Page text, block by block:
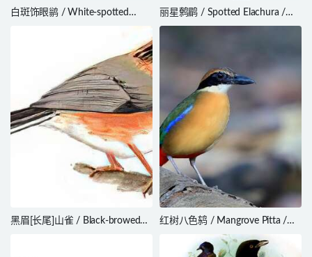
白斑饰眼鹟 / White-spotted
丽星鹩鹛 / Spotted Elachura /
Elachura formosa
黑眉[长尾]山雀 / Black-browed
红树八色鸫 / Mangrove Pitta /
Pitta megarhyncha